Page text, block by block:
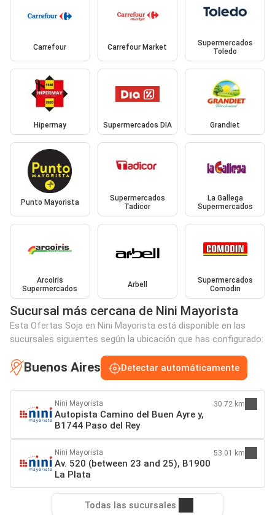
Carrefour Carrefour Market
Supermercados
Toledo
Hipermay Supermercados DIA Grandiet
Punto Mayorista
Supermercados
Tadicor
La Gallega
Supermercados
Arcoiris
Supermercados
Arbell
Supermercados
Comodin
Sucursal más cercana de Nini Mayorista
Esta Ofertas Soja en Nini Mayorista está disponible en las
sucursales siguientes según la ubicación que has configurado:
Buenos Aires Detectar automáticamente
Nini Mayorista
Autopista Camino del Buen Ayre y,
B1744 Paso del Rey
30.72 km
Nini Mayorista
Av. 520 (between 23 and 25), B1900
La Plata
53.01 km
Todas las sucursales